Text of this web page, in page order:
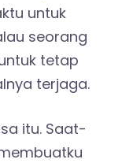
untuk
seorang
tetap
terjaga.
itu. Saat-